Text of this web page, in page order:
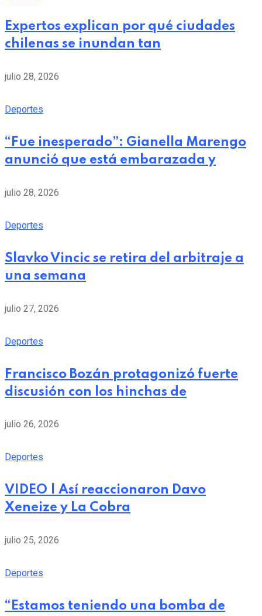
Expertos explican por qué ciudades
chilenas se inundan tan
julio 28, 2026
Deportes
“Fue inesperado”: Gianella Marengo
anunció que está embarazada y
julio 28, 2026
Deportes
Slavko Vincic se retira del arbitraje a
una semana
julio 27, 2026
Deportes
Francisco Bozán protagonizó fuerte
discusión con los hinchas de
julio 26, 2026
Deportes
VIDEO | Así reaccionaron Davo
Xeneize y La Cobra
julio 25, 2026
Deportes
“Estamos teniendo una bomba de